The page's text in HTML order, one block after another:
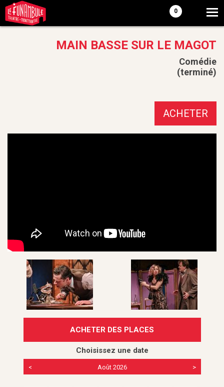
0
MAIN BASSE SUR LE MAGOT
Comédie
(terminé)
ACHETER
ACHETER DES PLACES
Choisissez une date
< Août 2026 >